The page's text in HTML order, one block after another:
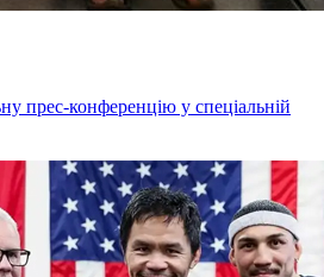
прес-конференцію у спеціальній